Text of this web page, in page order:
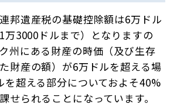
邦遺産税の基礎控除額は6万ドル
万3000ドルまで）となりますの
州にある財産の時価（及び生存
財産の額）が6万ドルを超える場
を超える部分についておよそ40%
せられることになっています。